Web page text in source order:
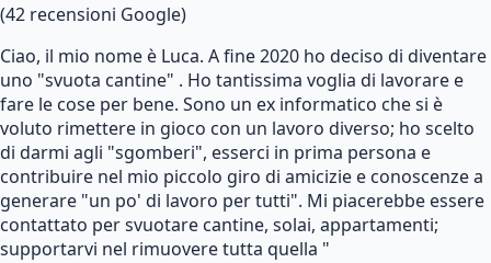
(42 recensioni Google)
Ciao, il mio nome è Luca. A fine 2020 ho deciso di diventare
uno "svuota cantine" . Ho tantissima voglia di lavorare e
fare le cose per bene. Sono un ex informatico che si è
voluto rimettere in gioco con un lavoro diverso; ho scelto
di darmi agli "sgomberi", esserci in prima persona e
contribuire nel mio piccolo giro di amicizie e conoscenze a
generare "un po' di lavoro per tutti". Mi piacerebbe essere
contattato per svuotare cantine, solai, appartamenti;
supportarvi nel rimuovere tutta quella "